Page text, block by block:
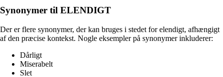
Synonymer til ELENDIGT
Der er flere synonymer, der kan bruges i stedet for elendigt, afhængigt
af den præcise kontekst. Nogle eksempler på synonymer inkluderer:
Dårligt
Miserabelt
Slet